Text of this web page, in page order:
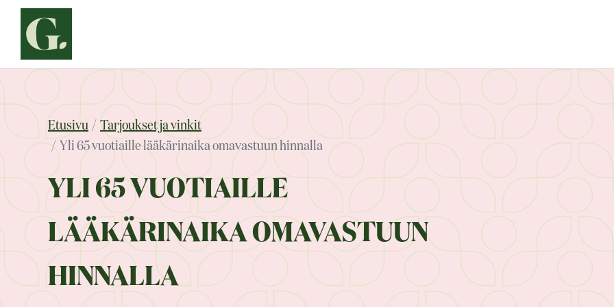
Siirry
sisältöön
Etusivu
Tarjoukset ja vinkit
Yli 65 vuotiaille lääkärinaika omavastuun hinnalla
YLI 65 VUOTIAILLE
LÄÄKÄRINAIKA OMAVASTUUN
HINNALLA